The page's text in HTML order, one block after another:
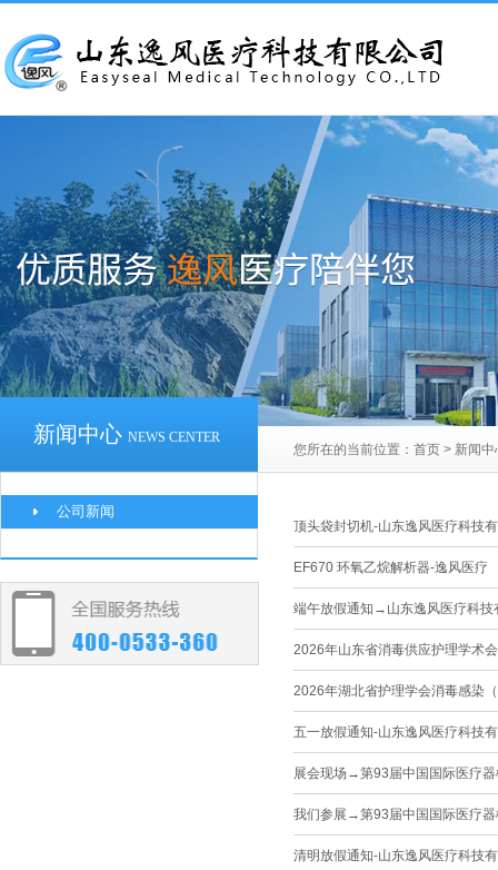
新闻中心 NEWS CENTER
您所在的当前位置： 首页 > 新闻中
公司新闻
顶头袋封切机-山东逸风医疗科技
EF670 环氧乙烷解析器-逸风医疗
端午放假通知→山东逸风医疗科技
2026年山东省消毒供应护理学术
2026年湖北省护理学会消毒感染
五一放假通知-山东逸风医疗科技
展会现场→第93届中国国际医疗
我们参展→第93届中国国际医疗
清明放假通知-山东逸风医疗科技